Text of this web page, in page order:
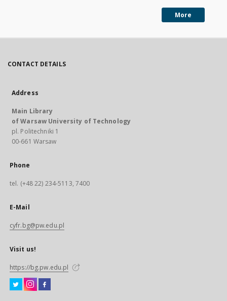
More
CONTACT DETAILS
Address
Main Library
of Warsaw University of Technology
pl. Politechniki 1
00-661 Warsaw
Phone
tel. (+48 22) 234-5113, 7400
E-Mail
cyfr.bg@pw.edu.pl
Visit us!
https://bg.pw.edu.pl